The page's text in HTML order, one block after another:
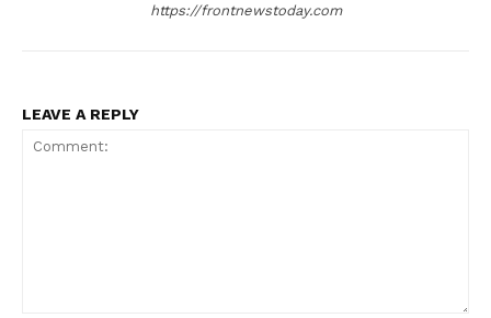
https://frontnewstoday.com
LEAVE A REPLY